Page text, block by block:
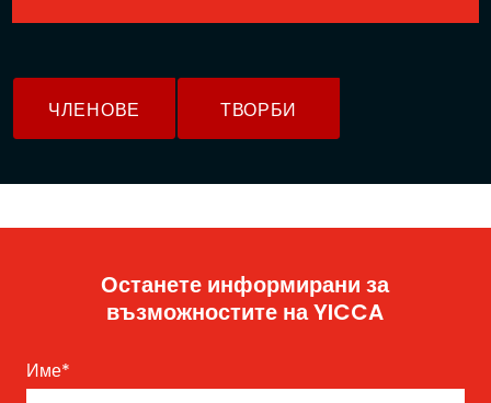
ЧЛЕНОВЕ ТВОРБИ
Останете информирани за
възможностите на YICCA
Име*